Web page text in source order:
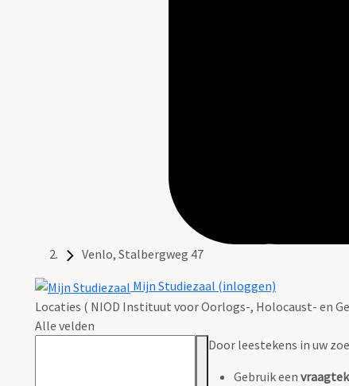
Venlo, Stalbergweg 47
Mijn Studiezaal (inloggen)
Locaties ( NIOD Instituut voor Oorlogs-, Holocaust- en
Alle velden
Door leestekens in uw
Gebruik een